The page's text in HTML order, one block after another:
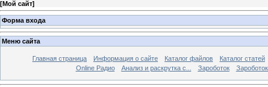
[Мой сайт]
Форма входа
Меню сайта
Главная страница Информация о сайте Каталог файлов
Каталог статей
Online Радио
Анализ и раскрутка с... Зароботок